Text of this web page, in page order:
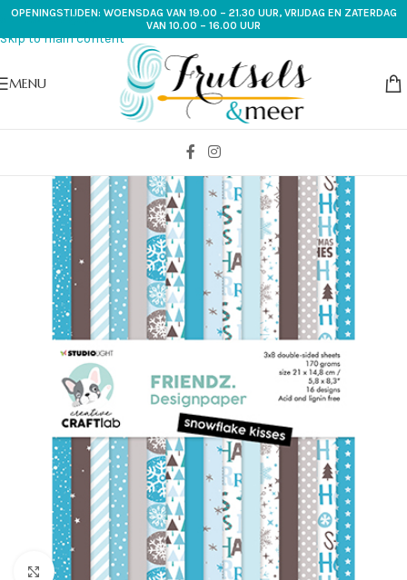
Skip to navigation
Skip to main content
OPENINGSTIJDEN: WOENSDAG VAN 19.00 – 21.30 UUR, VRIJDAG EN ZATERDAG
VAN 10.00 – 16.00 UUR
MENU
Klik om te vergroten